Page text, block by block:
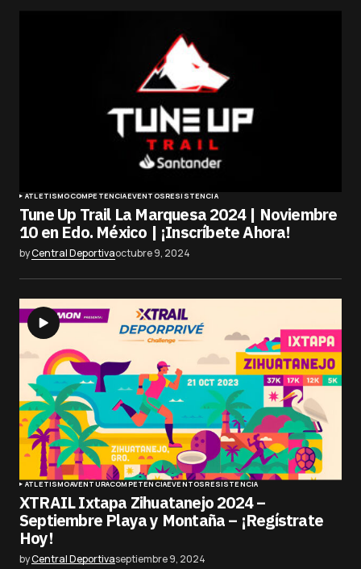
ATLETISMOCOMPETENCIAEVENTOSRESISTENCIA
Tune Up Trail La Marquesa 2024 | Noviembre
10 en Edo. México | ¡Inscríbete Ahora!
byCentral Deportivaoctubre 9, 2024
ATLETISMOAVENTURACOMPETENCIAEVENTOSRESISTENCIA
XTRAIL Ixtapa Zihuatanejo 2024 –
Septiembre Playa y Montaña – ¡Regístrate
Hoy!
byCentral Deportivaseptiembre 9, 2024